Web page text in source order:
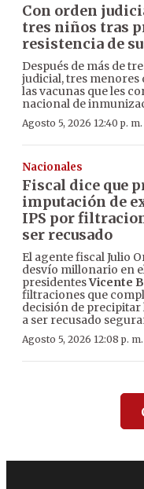
Con orden
tres niños tras
resistencia de
Después de más de
judicial, tres menores
las vacunas que les
nacional de
Agosto 5, 2026 12:40 p. m.
Nacionales
Fiscal dice que
imputación de
IPS por
ser recusado
El agente fiscal Julio
desvío millonario en
presidentesVicente
filtraciones que
decisión de precipitar
a ser recusado
Agosto 5, 2026 12:08 p. m.